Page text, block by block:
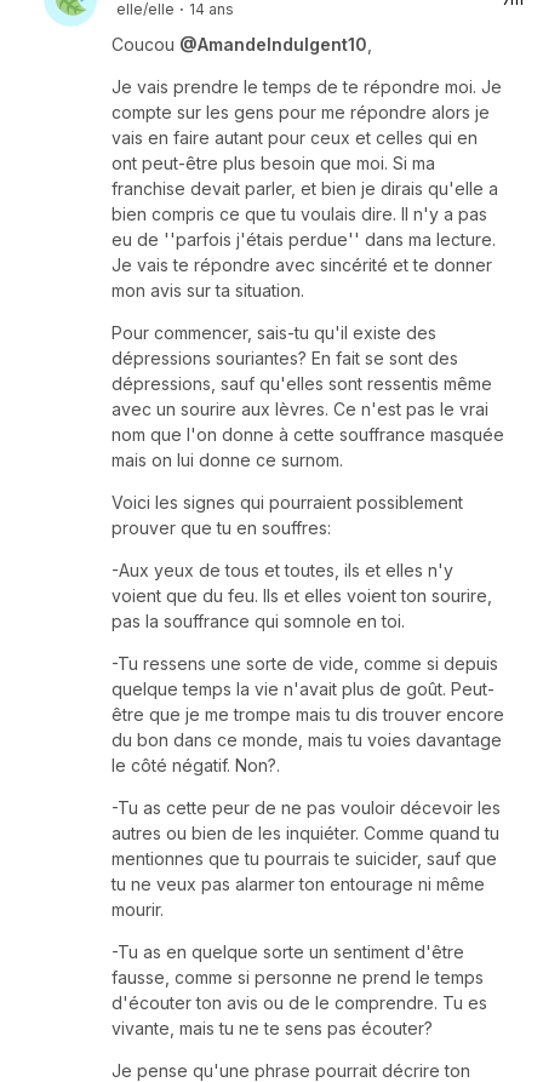
elle/elle · 14 ans
Coucou @AmandeIndulgent10
Je vais prendre le temps de te répondre moi. Je
compte sur les gens pour me répondre alors je
vais en faire autant pour ceux et celles qui en
ont peut-être plus besoin que moi. Si ma
franchise devait parler, et bien je dirais qu'elle a
bien compris ce que tu voulais dire. Il n'y a pas
eu de ''parfois j'étais perdue'' dans ma lecture.
Je vais te répondre avec sincérité et te donner
mon avis sur ta situation.
Pour commencer, sais-tu qu'il existe des
dépressions souriantes? En fait se sont des
dépressions, sauf qu'elles sont ressentis même
avec un sourire aux lèvres. Ce n'est pas le vrai
nom que l'on donne à cette souffrance masquée
mais on lui donne ce surnom.
Voici les signes qui pourraient possiblement
prouver que tu en souffres:
-Aux yeux de tous et toutes, ils et elles n'y
voient que du feu. Ils et elles voient ton sourire,
pas la souffrance qui somnole en toi.
-Tu ressens une sorte de vide, comme si depuis
quelque temps la vie n'avait plus de goût. Peut-
être que je me trompe mais tu dis trouver encore
du bon dans ce monde, mais tu voies davantage
le côté négatif. Non?.
-Tu as cette peur de ne pas vouloir décevoir les
autres ou bien de les inquiéter. Comme quand tu
mentionnes que tu pourrais te suicider, sauf que
tu ne veux pas alarmer ton entourage ni même
mourir.
-Tu as en quelque sorte un sentiment d'être
fausse, comme si personne ne prend le temps
d'écouter ton avis ou de le comprendre. Tu es
vivante, mais tu ne te sens pas écouter?
Je pense qu'une phrase pourrait décrire ton